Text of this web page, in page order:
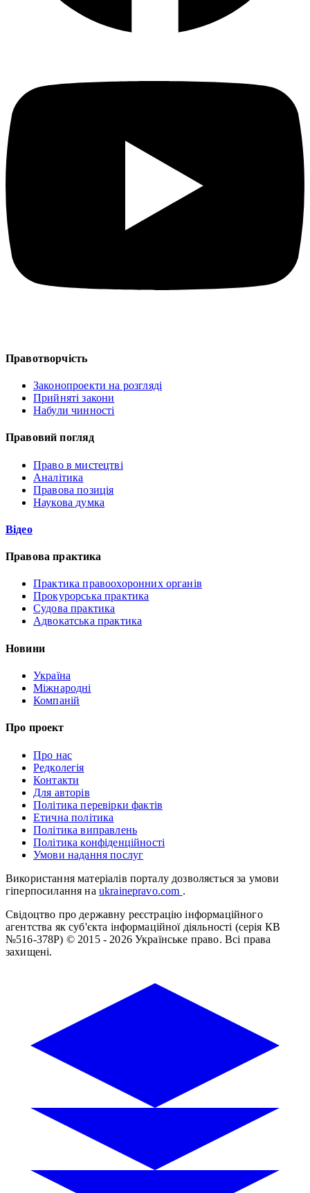
Правотворчість
Законопроекти на розгляді
Прийняті закони
Набули чинності
Правовий погляд
Право в мистецтві
Аналітика
Правова позиція
Наукова думка
Відео
Правова практика
Практика правоохоронних органів
Прокурорська практика
Судова практика
Адвокатська практика
Новини
Україна
Міжнародні
Компаній
Про проект
Про нас
Редколегія
Контакти
Для авторів
Політика перевірки фактів
Етична політика
Політика виправлень
Політика конфіденційності
Умови надання послуг
Використання матеріалів порталу дозволяється за умови
гіперпосилання на ukrainepravo.com .
Свідоцтво про державну реєстрацію інформаційного
агентства як суб'єкта інформаційної діяльності (серія КВ
№516-378Р) © 2015 - 2026 Українське право. Всі права
захищені.